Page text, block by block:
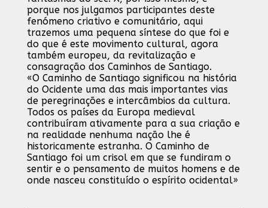
porque nos julgamos participantes deste
fenómeno criativo e comunitário, aqui
trazemos uma pequena síntese do que foi e
do que é este movimento cultural, agora
também europeu, da revitalização e
consagração dos Caminhos de Santiago.
«O Caminho de Santiago significou na história
do Ocidente uma das mais importantes vias
de peregrinações e intercâmbios da cultura.
Todos os países da Europa medieval
contribuíram ativamente para a sua criação e
na realidade nenhuma nação lhe é
historicamente estranha. O Caminho de
Santiago foi um crisol em que se fundiram o
sentir e o pensamento de muitos homens e de
onde nasceu constituído o espírito ocidental»